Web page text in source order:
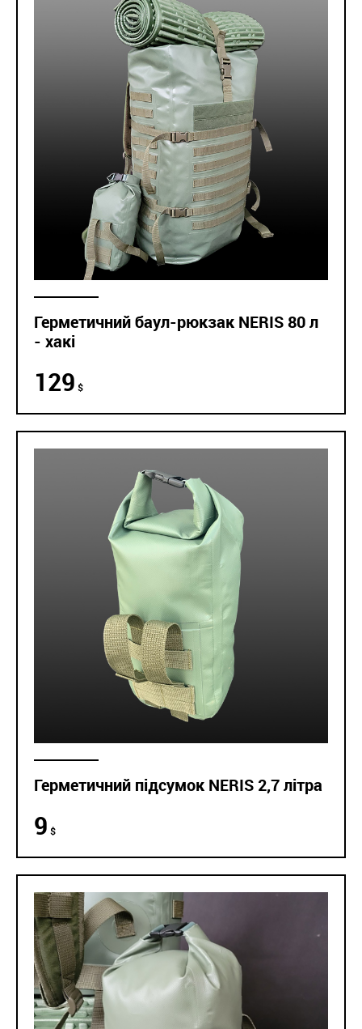
Герметичний баул-рюкзак NERIS 80 л
- хакі
129 $
Герметичний підсумок NERIS 2,7 літра
9 $